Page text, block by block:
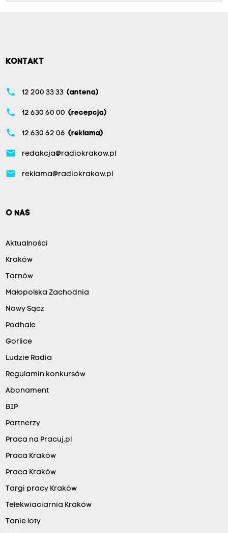
KONTAKT
phone 12 200 33 33 (antena)
phone 12 630 60 00 (recepcja)
phone 12 630 62 06 (reklama)
email redakcja@radiokrakow.pl
email reklama@radiokrakow.pl
O NAS
Aktualności
Kraków
Tarnów
Małopolska Zachodnia
Nowy Sącz
Podhale
Gorlice
Ludzie Radia
Regulamin konkursów
Abonament
BIP
Partnerzy
Praca na Pracuj.pl
Praca Kraków
Praca Kraków
Targi pracy Kraków
Telekwiaciarnia Kraków
Tanie loty